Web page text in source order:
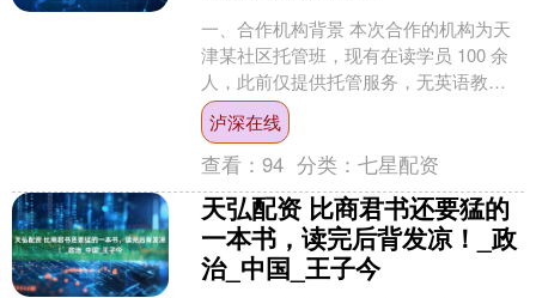
一、合作机构背景 本次合作的机构为天
津某社区托管班，现有在读学员 100 余
人，此前仅提供托管服务，无英语教学
科目，面临招生增长乏力、学员续课率
不稳定、家长对英....
泸深在线
查看：94 分类：七星配资
天弘配资 比商君书还要猛的
一本书，读完后背发凉！_政
治_中国_王子今